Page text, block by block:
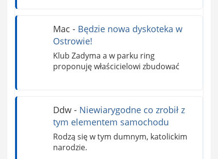
Mac - Będzie nowa dyskoteka w
Ostrowie!
Klub Zadyma a w parku ring
proponuję właścicielowi zbudować
Ddw- Niewiarygodne co zrobił z
tym elementem samochodu
Rodzą się w tym dumnym, katolickim
narodzie.